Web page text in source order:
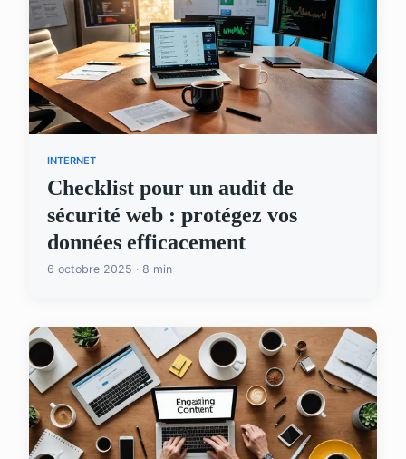
INTERNET
Checklist pour un audit de
sécurité web : protégez vos
données efficacement
6 octobre 2025 · 8 min